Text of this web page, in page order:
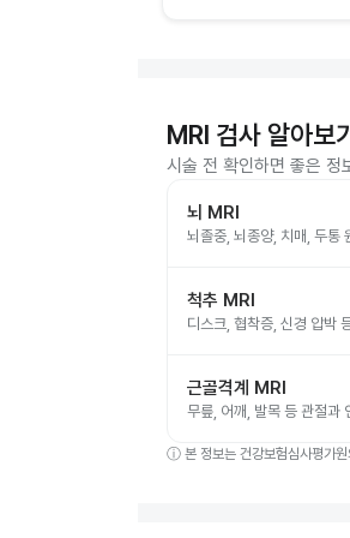
MRI 검사 알아보
시술 전 확인하면 좋은 정
뇌 MRI
뇌졸중, 뇌종양, 치매, 두통
척추 MRI
디스크, 협착증, 신경 압박
근골격계 MRI
무릎, 어깨, 발목 등 관절과
ⓘ 본 정보는 건강보험심사평가